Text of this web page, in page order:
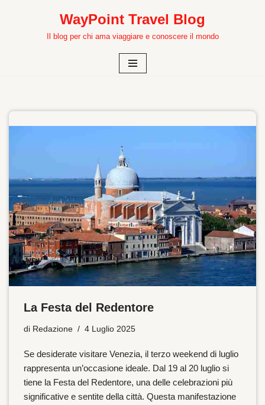
WayPoint Travel Blog
Il blog per chi ama viaggiare e conoscere il mondo
La Festa del Redentore
di Redazione 4 Luglio 2025
Se desiderate visitare Venezia, il terzo weekend di luglio
rappresenta un’occasione ideale. Dal 19 al 20 luglio si
tiene la Festa del Redentore, una delle celebrazioni più
significative e sentite della città. Questa manifestazione